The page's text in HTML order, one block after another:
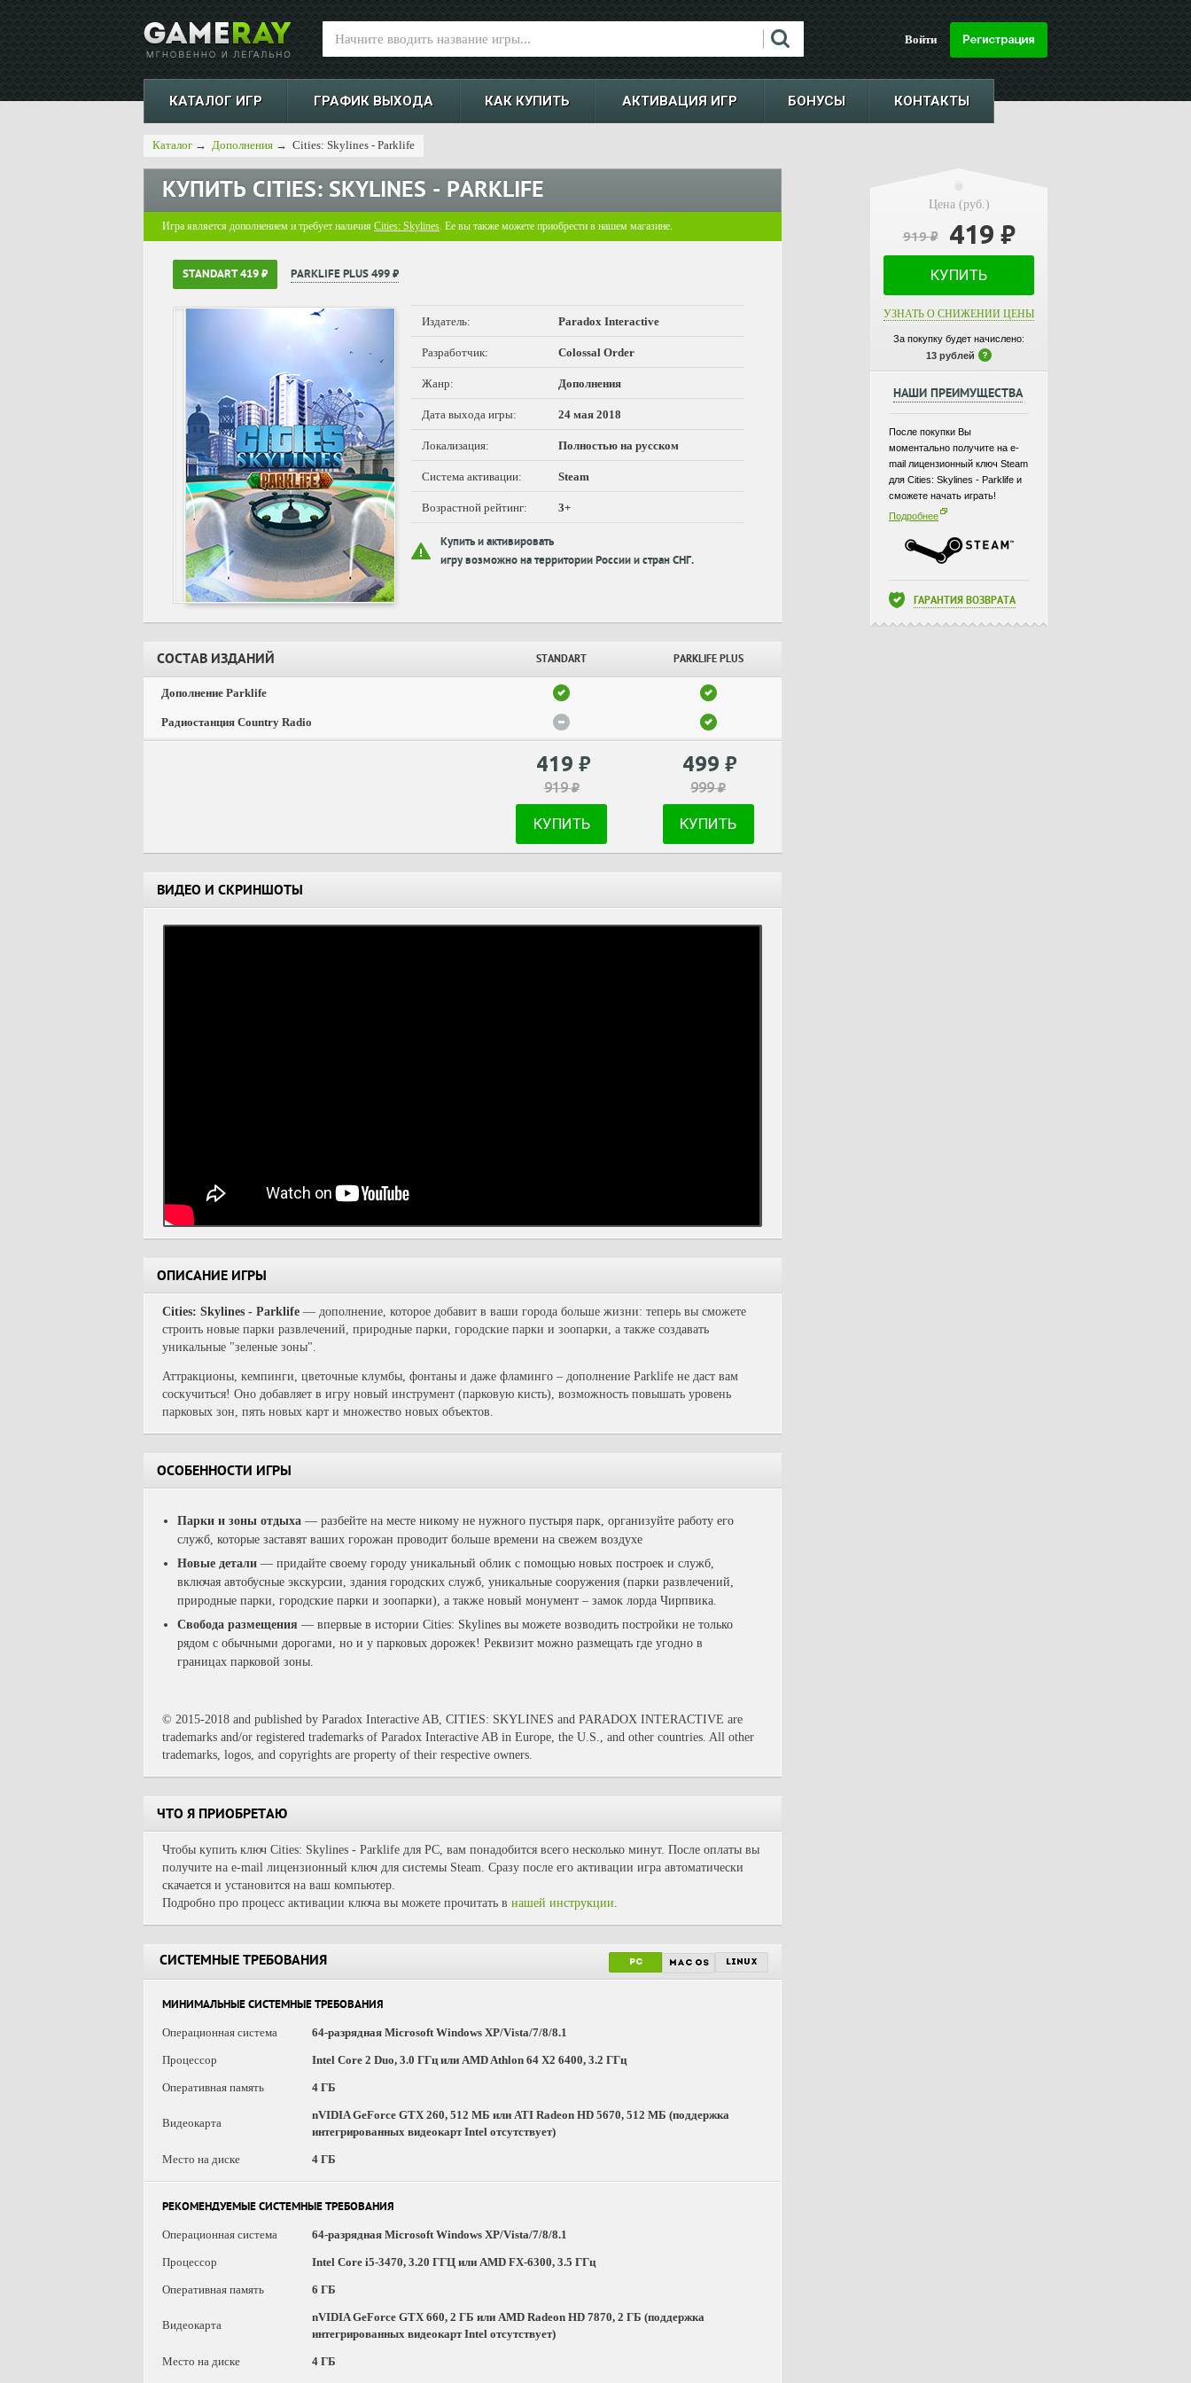
Войти
КАТАЛОГ ИГР ГРАФИК ВЫХОДА КАК КУПИТЬ АКТИВАЦИЯ ИГР БОНУСЫ КОНТАКТЫ
Каталог → Дополнения → Cities: Skylines - Parklife
КУПИТЬ CITIES: SKYLINES - PARKLIFE
Игра является дополнением и требует наличия Cities: Skylines. Ее вы также можете приобрести в нашем магазине.
STANDART 419 ₽ PARKLIFE PLUS 499 ₽
Издатель: Paradox Interactive
Разработчик: Colossal Order
Жанр: Дополнения
Дата выхода игры: 24 мая 2018
Локализация: Полностью на русском
Система активации: Steam
Возрастной рейтинг: 3+
Купить и активировать
игру возможно на территории России и стран СНГ.
СОСТАВ ИЗДАНИЙ STANDART PARKLIFE PLUS
Дополнение Parklife
Радиостанция Country Radio
419 ₽
919₽
499 ₽
999₽
КУПИТЬ КУПИТЬ
ВИДЕО И СКРИНШОТЫ
ОПИСАНИЕ ИГРЫ
Cities: Skylines - Parklife — дополнение, которое добавит в ваши города больше жизни: теперь вы сможете
строить новые парки развлечений, природные парки, городские парки и зоопарки, а также создавать
уникальные "зеленые зоны".
Аттракционы, кемпинги, цветочные клумбы, фонтаны и даже фламинго – дополнение Parklife не даст вам
соскучиться! Оно добавляет в игру новый инструмент (парковую кисть), возможность повышать уровень
парковых зон, пять новых карт и множество новых объектов.
ОСОБЕННОСТИ ИГРЫ
Парки и зоны отдыха — разбейте на месте никому не нужного пустыря парк, организуйте работу его
служб, которые заставят ваших горожан проводит больше времени на свежем воздухе
Новые детали — придайте своему городу уникальный облик с помощью новых построек и служб,
включая автобусные экскурсии, здания городских служб, уникальные сооружения (парки развлечений,
природные парки, городские парки и зоопарки), а также новый монумент – замок лорда Чирпвика.
Свобода размещения — впервые в истории Cities: Skylines вы можете возводить постройки не только
рядом с обычными дорогами, но и у парковых дорожек! Реквизит можно размещать где угодно в
границах парковой зоны.
© 2015-2018 and published by Paradox Interactive AB, CITIES: SKYLINES and PARADOX INTERACTIVE are
trademarks and/or registered trademarks of Paradox Interactive AB in Europe, the U.S., and other countries. All other
trademarks, logos, and copyrights are property of their respective owners.
ЧТО Я ПРИОБРЕТАЮ
Чтобы купить ключ Cities: Skylines - Parklife для PC, вам понадобится всего несколько минут. После оплаты вы
получите на e-mail лицензионный ключ для системы Steam. Сразу после его активации игра автоматически
скачается и установится на ваш компьютер.
Подробно про процесс активации ключа вы можете прочитать в нашей инструкции.
СИСТЕМНЫЕ ТРЕБОВАНИЯ PC mac os linux
МИНИМАЛЬНЫЕ СИСТЕМНЫЕ ТРЕБОВАНИЯ
Операционная система
64-разрядная Microsoft Windows XP/Vista/7/8/8.1
Процессор Intel Core 2 Duo, 3.0 ГГц или AMD Athlon 64 X2 6400, 3.2 ГГц
Оперативная память 4 ГБ
Видеокарта
nVIDIA GeForce GTX 260, 512 МБ или ATI Radeon HD 5670, 512 МБ (поддержка
интегрированных видеокарт Intel отсутствует)
Место на диске 4 ГБ
РЕКОМЕНДУЕМЫЕ СИСТЕМНЫЕ ТРЕБОВАНИЯ
Операционная система
64-разрядная Microsoft Windows XP/Vista/7/8/8.1
Процессор Intel Core i5-3470, 3.20 ГГЦ или AMD FX-6300, 3.5 ГГц
Оперативная память 6 ГБ
Видеокарта
nVIDIA GeForce GTX 660, 2 ГБ или AMD Radeon HD 7870, 2 ГБ (поддержка
интегрированных видеокарт Intel отсутствует)
Место на диске 4 ГБ
Цена (руб.)
919₽ 419 ₽
КУПИТЬ
УЗНАТЬ О СНИЖЕНИИ ЦЕНЫ
За покупку будет начислено:
13 рублей
НАШИ ПРЕИМУЩЕСТВА
После покупки Вы
моментально получите на e-
mail лицензионный ключ Steam
для Cities: Skylines - Parklife и
сможете начать играть!
Подробнее
ГАРАНТИЯ ВОЗВРАТА